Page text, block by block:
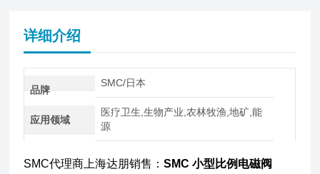
详细介绍
品牌
SMC/日本
应用领域
医疗卫生,生物产业,农林牧渔,地矿,能
源
SMC代理商上海达朋销售：SMC 小型比例电磁阀